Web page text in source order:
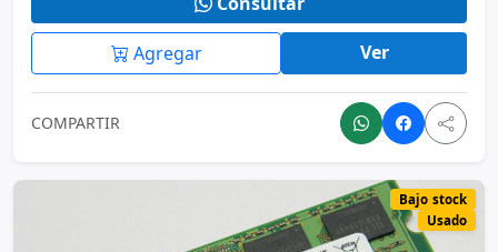
Bajo stock
Usado